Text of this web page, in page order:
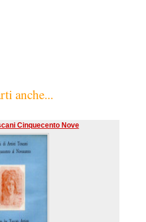
anche...
Cinquecento Nove